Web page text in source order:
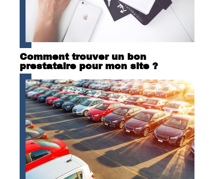
Comment trouver un bon
prestataire pour mon site ?